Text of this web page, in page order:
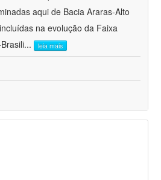
aqui de Bacia Araras-Alto
na evolução da Faixa
... leia mais